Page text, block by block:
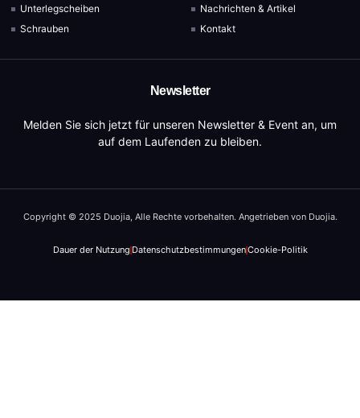
Unterlegscheiben
Schrauben
Nachrichten & Artikel
Kontakt
Newsletter
Melden Sie sich jetzt für unseren Newsletter & Event an, um
auf dem Laufenden zu bleiben.
Copyright © 2025 Duojia, Alle Rechte vorbehalten. Angetrieben von Duojia.
Dauer der NutzungDatenschutzbestimmungenCookie-Politik